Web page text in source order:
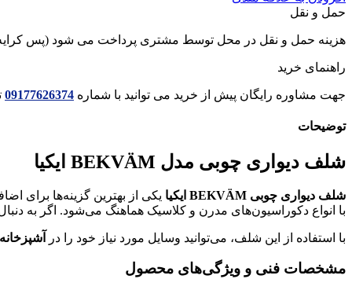
عدد
حمل و نقل
هزینه حمل و نقل در محل توسط مشتری پرداخت می شود (پس
راهنمای خرید
جهت مشاوره رایگان پیش از خرید می توانید با شماره 09177626374
توضیحات
شلف دیواری چوبی مدل BEKVÄM ایکیا
شلف دیواری چوبی BEKVÄM ایکیا یکی از بهترین گزینه‌ها برای
با انواع دکوراسیون‌های مدرن و کلاسیک هماهنگ می‌شود. اگر به
با استفاده از این شلف، می‌توانید وسایل مورد نیاز خود را در
مشخصات فنی و ویژگی‌های محصول